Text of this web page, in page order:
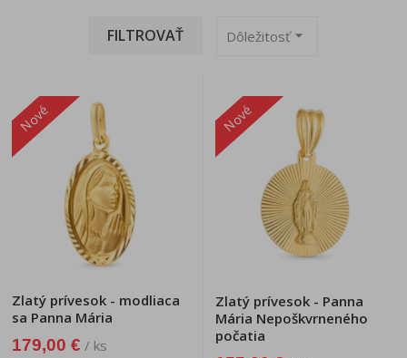
FILTROVAŤ Dôležitosťarrow_drop_down
Zlatý prívesok - modliaca
sa Panna Mária
179,00 € / ks
Nové
Zlatý prívesok - Panna
Mária Nepoškvrneného
počatia
Nové